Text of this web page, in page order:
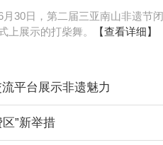
月30日，第二届三亚南山非遗节
上展示的打柴舞。
【查看详细】
平台展示非遗魅力
”新举措